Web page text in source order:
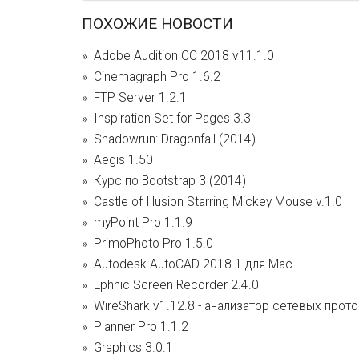
ПОХОЖИЕ НОВОСТИ
Adobe Audition CC 2018 v11.1.0
Cinemagraph Pro 1.6.2
FTP Server 1.2.1
Inspiration Set for Pages 3.3
Shadowrun: Dragonfall (2014)
Aegis 1.50
Курс по Bootstrap 3 (2014)
Castle of Illusion Starring Mickey Mouse v.1.0
myPoint Pro 1.1.9
PrimoPhoto Pro 1.5.0
Autodesk AutoCAD 2018.1 для Mac
Ephnic Screen Recorder 2.4.0
WireShark v1.12.8 - анализатор сетевых
Planner Pro 1.1.2
Graphics 3.0.1